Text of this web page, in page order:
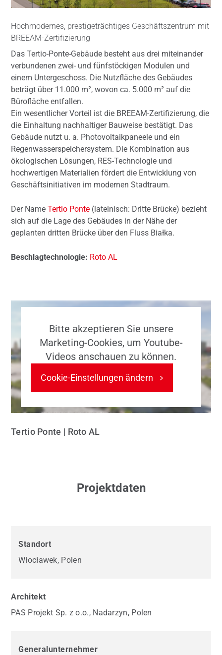
Hochmodernes, prestigeträchtiges Geschäftszentrum mit
BREEAM-Zertifizierung
Das Tertio-Ponte-Gebäude besteht aus drei miteinander
verbundenen zwei- und fünfstöckigen Modulen und
einem Untergeschoss. Die Nutzfläche des Gebäudes
beträgt über 11.000 m², wovon ca. 5.000 m² auf die
Bürofläche entfallen.
Ein wesentlicher Vorteil ist die BREEAM-Zertifizierung, die
die Einhaltung nachhaltiger Bauweise bestätigt. Das
Gebäude nutzt u. a. Photovoltaikpaneele und ein
Regenwasserspeichersystem. Die Kombination aus
ökologischen Lösungen, RES-Technologie und
hochwertigen Materialien fördert die Entwicklung von
Geschäftsinitiativen im modernen Stadtraum.
Der Name Tertio Ponte (lateinisch: Dritte Brücke) bezieht
sich auf die Lage des Gebäudes in der Nähe der
geplanten dritten Brücke über den Fluss Białka.
Beschlagtechnologie: Roto AL
Bitte akzeptieren Sie unsere
Marketing-Cookies, um Youtube-
Videos anschauen zu können.
Cookie-Einstellungen ändern
Tertio Ponte | Roto AL
Projektdaten
Standort
Włocławek, Polen
Architekt
PAS Projekt Sp. z o.o., Nadarzyn, Polen
Generalunternehmer